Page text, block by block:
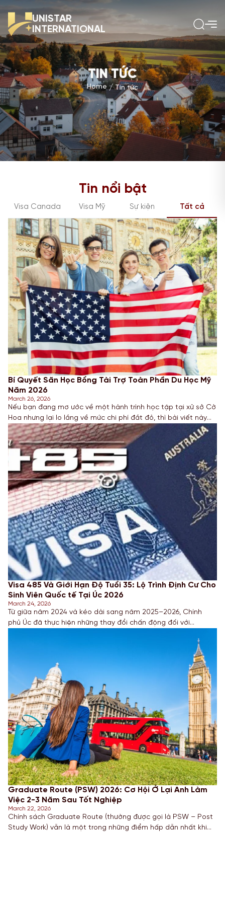
UNISTAR
INTERNATIONAL
TIN TỨC
Home Tin tức
Tin nổi bật
Visa Canada Visa Mỹ Sự kiện Tất cả
Bí Quyết Săn Học Bổng Tài Trợ Toàn Phần Du Học Mỹ
Năm 2026
March 26, 2026
Nếu bạn đang mơ ước về một hành trình học tập tại xử sở Cờ
Hoa nhưng lại lo lắng về mức chi phí đắt đỏ, thì bài viết này
dành cho bạn. Năm 2026 mở ra nhiều cơ hội mới với các gói
hỗ trợ tài chính đa dạng. Hãy cùng chuyên gia giáo […]
Visa 485 Và Giới Hạn Độ Tuổi 35: Lộ Trình Định Cư Cho
Sinh Viên Quốc tế Tại Úc 2026
March 24, 2026
Từ giữa năm 2024 và kéo dài sang năm 2025–2026, Chính
phủ Úc đã thực hiện những thay đổi chấn động đối với
chú ý nhất chính là việc hạ giới hạn độ tuổi từ 50 xuống còn
Graduate Route (PSW) 2026: Cơ Hội Ở Lại Anh Làm
Việc 2-3 Năm Sau Tốt Nghiệp
March 22, 2026
Chính sách Graduate Route (thường được gọi là PSW – Post
Study Work) vẫn là một trong những điểm hấp dẫn nhất khi